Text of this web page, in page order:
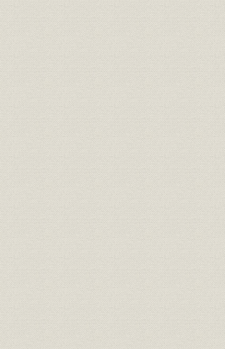
の。北海道物産共進会で何度か
入選している(イワイ靴店提供)
事業所
東京府統計表による明治前期に
おける製靴工場の概要(明治
9~14年)
明治9年
(1881年)
生産
文明開化(明治20年ごろまで)の
靴の製造実績
明治9年
(1887年)
沿革
日本製靴(株)の創立系統図(桜組
系、東京製皮系、大蔵組系、福
島合名系)
慶応(1860
治43年)
通貨 日銀券発行前の政府紙幣10円札 [明治10年
金融機関
明治15年、日本銀行の開業当時
の建物は永代橋際にあった。な
お、のちに現在地の日本橋・本
石町へ移転
明治15年
製造工程
明治の錦絵「靴製造場の図」静
斎年一・画
[明治12年
資料
『東京流行細見記』の中の靴師
たち。(明治18年刊、告解図書館
蔵)
明治18年
靴;風俗
楊州周延「貴顕舞踏(きけんぶと
う)の略図」。女性の夜会服は、
襟元が広くあいたイブニング・
ドレス調が普通だが、図のよう
に襟元を包むのは、和服の習慣
から肌をあらわにすることを慎
んだからであろう(樋口弘氏蔵)
[明治20年
生産;業界
明治20年代東京各工場の靴の製
造実績
明治20年
(1898年)